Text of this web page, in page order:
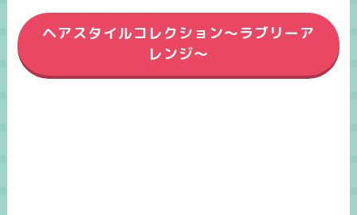
ヘアスタイルコレクション～ラブリーア
レンジ～